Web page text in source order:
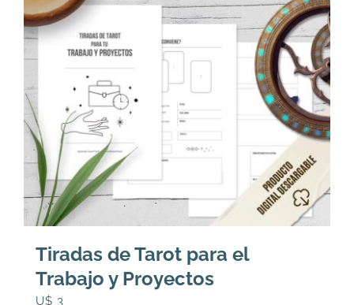
Tiradas de Tarot para el
Trabajo y Proyectos
U$ 3